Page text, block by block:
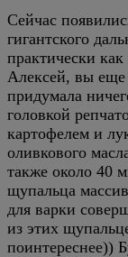
Cейчас
гигантского
практически
Алексей, вы еще
придумала
головкой
картофелем и
оливкового
также около 40
щупальца
для варки
из этих
поинтереснее))